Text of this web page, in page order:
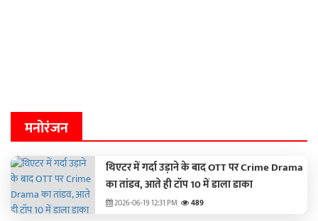
मनोरंजन
थिएटर में गर्दा उड़ाने के बाद OTT पर Crime Drama
का तांडव, आते ही टॉप 10 में डाला डाका
2026-06-19 12:31 PM 489